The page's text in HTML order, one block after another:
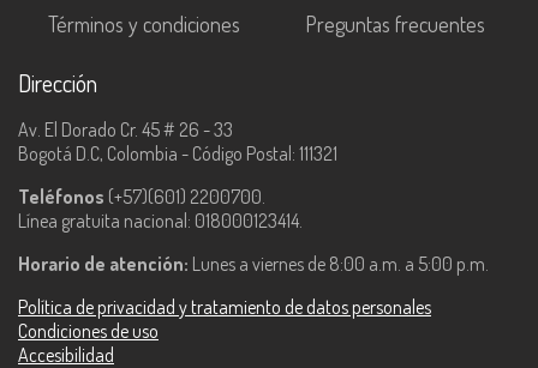
Términos y condiciones
Preguntas frecuentes
Dirección
Av. El Dorado Cr. 45 # 26 - 33
Bogotá D.C, Colombia - Código Postal: 111321
Teléfonos (+57)(601) 2200700.
Línea gratuita nacional: 018000123414.
Horario de atención: Lunes a viernes de 8:00 a.m. a 5:00 p.m.
Política de privacidad y tratamiento de datos personales
Condiciones de uso
Accesibilidad